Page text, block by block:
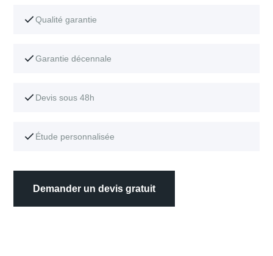
Qualité garantie
Garantie décennale
Devis sous 48h
Étude personnalisée
Demander un devis gratuit